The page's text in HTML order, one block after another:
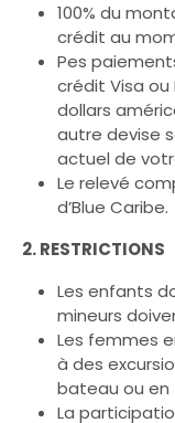
Tulum et
Blue Coba
Chichen Itza
Tulum et
Blue Coba
Chichen Itza
100% du
crédit au
Pes
crédit Visa
dollars
autre devise
actuel de
Le relevé
d’Blue Caribe.
2. RESTRICTIONS
Les enfants
mineurs
Les femmes
à des
bateau ou en
La